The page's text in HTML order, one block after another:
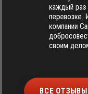
каждый раз
перевозке.
компании
своим
ВСЕ ОТЗЫВЫ